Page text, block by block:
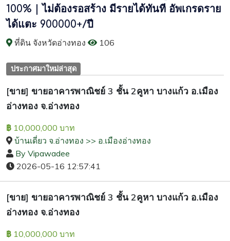
100% | ไม่ต้องรอสร้าง มีรายได้ทันที อัพเกรดราย
ได้แตะ 900000+/ปี
ที่ดิน จังหวัดอ่างทอง 106
ประกาศมาใหม่ล่าสุด
[ขาย] ขายอาคารพาณิชย์ 3 ชั้น 2คูหา บางแก้ว อ.เมือง
อ่างทอง จ.อ่างทอง
฿ 10,000,000 บาท
บ้านเดี่ยว จ.อ่างทอง >> อ.เมืองอ่างทอง
By Vipawadee
2026-05-16 12:57:41
[ขาย] ขายอาคารพาณิชย์ 3 ชั้น 2คูหา บางแก้ว อ.เมือง
อ่างทอง จ.อ่างทอง
฿ 10,000,000 บาท